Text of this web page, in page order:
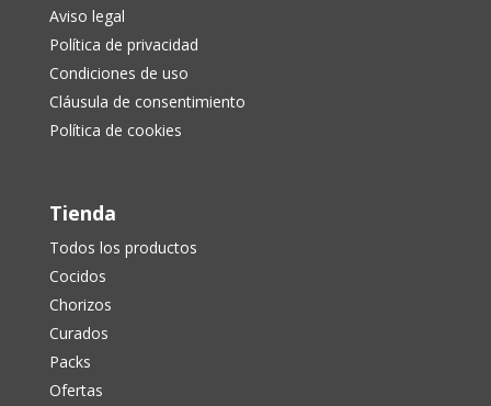
Aviso legal
Política de privacidad
Condiciones de uso
Cláusula de consentimiento
Política de cookies
Tienda
Todos los productos
Cocidos
Chorizos
Curados
Packs
Ofertas